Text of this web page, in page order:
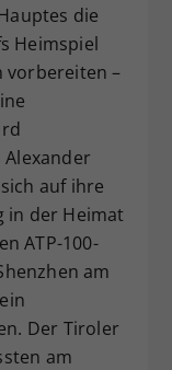
die
Heimspiel
vorbereiten –
auf ihre
in der Heimat
ATP-100-
am
Der Tiroler
am